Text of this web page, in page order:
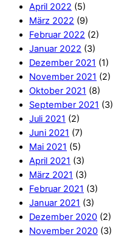
April 2022 (5)
März 2022 (9)
Februar 2022 (2)
Januar 2022 (3)
Dezember 2021 (1)
November 2021 (2)
Oktober 2021 (8)
September 2021 (3)
Juli 2021 (2)
Juni 2021 (7)
Mai 2021 (5)
April 2021 (3)
März 2021 (3)
Februar 2021 (3)
Januar 2021 (3)
Dezember 2020 (2)
November 2020 (3)